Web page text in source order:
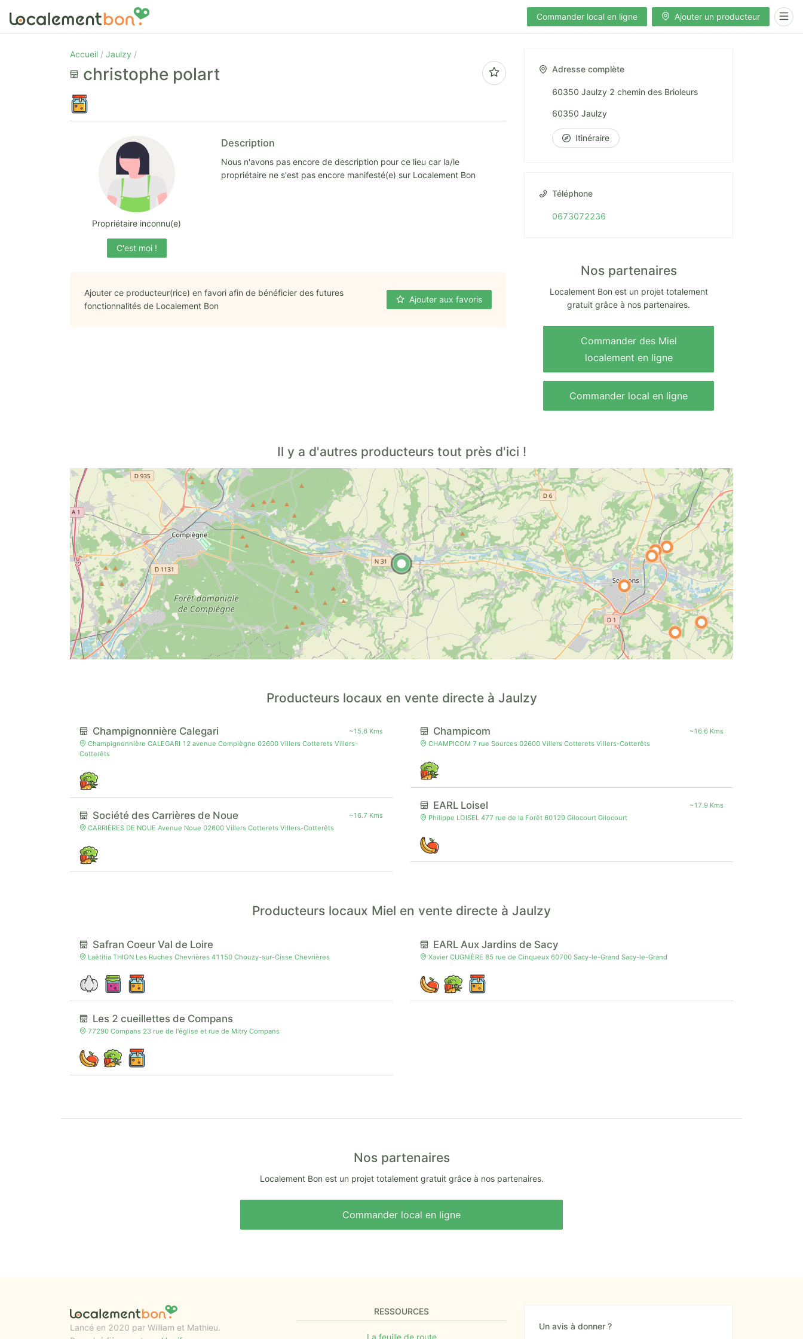
Commander local en ligne Ajouter un producteur
Accueil Jaulzy
christophe polart
Propriétaire inconnu(e)
C'est moi !
Description
Nous n'avons pas encore de description pour ce lieu car la/le
propriétaire ne s'est pas encore manifesté(e) sur Localement Bon
Ajouter ce producteur(rice) en favori afin de bénéficier des futures
fonctionnalités de Localement Bon
Ajouter aux favoris
Adresse complète
60350 Jaulzy 2 chemin des Brioleurs
60350 Jaulzy
Itinéraire
Téléphone
0673072236
Nos partenaires
Localement Bon est un projet totalement
gratuit grâce à nos partenaires.
Commander des Miel
localement en ligne
Commander local en ligne
Il y a d'autres producteurs tout près d'ici !
Producteurs locaux en vente directe à Jaulzy
Champignonnière Calegari
~15.6 Kms
Champignonnière CALEGARI 12 avenue Compiègne 02600 Villers Cotterets Villers-
Cotterêts
Société des Carrières de Noue
~16.7 Kms
CARRIÈRES DE NOUE Avenue Noue 02600 Villers Cotterets Villers-Cotterêts
Champicom
~16.6 Kms
CHAMPICOM 7 rue Sources 02600 Villers Cotterets Villers-Cotterêts
EARL Loisel
~17.9 Kms
Philippe LOISEL 477 rue de la Forêt 60129 Gilocourt Gilocourt
Producteurs locaux Miel en vente directe à Jaulzy
Safran Coeur Val de Loire
Laëtitia THION Les Ruches Chevrières 41150 Chouzy-sur-Cisse Chevrières
Les 2 cueillettes de Compans
77290 Compans 23 rue de l'église et rue de Mitry Compans
EARL Aux Jardins de Sacy
Xavier CUGNIÈRE 85 rue de Cinqueux 60700 Sacy-le-Grand Sacy-le-Grand
Nos partenaires
Localement Bon est un projet totalement gratuit grâce à nos partenaires.
Commander local en ligne
Lancé en 2020 par William et Mathieu.
RESSOURCES
La feuille de route
Un avis à donner ?